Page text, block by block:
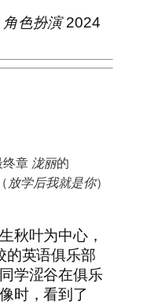
角色扮演2024
终章 泷丽的
放学后我就是你）
秋叶为中心，
的英语俱乐部
学涩谷在俱乐
时，看到了